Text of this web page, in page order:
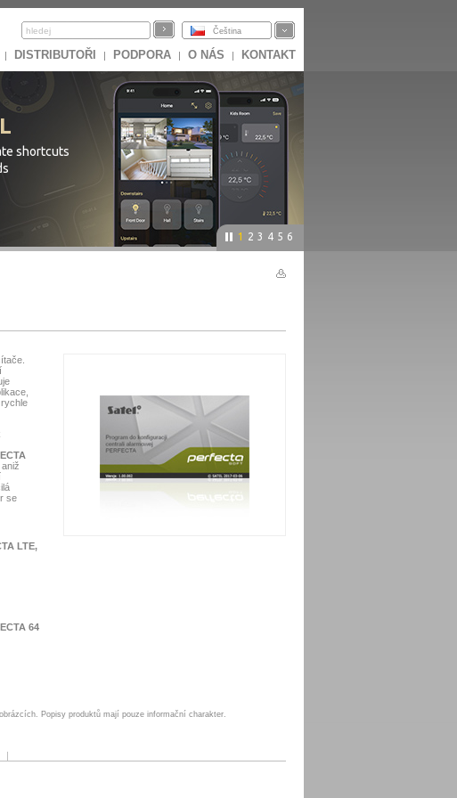
Čeština
| DISTRIBUTOŘI | PODPORA | O NÁS | KONTAKT
shortcuts
1 2 3 4 5 6
se
LTE,
64
Popisy produktů mají pouze informační charakter.